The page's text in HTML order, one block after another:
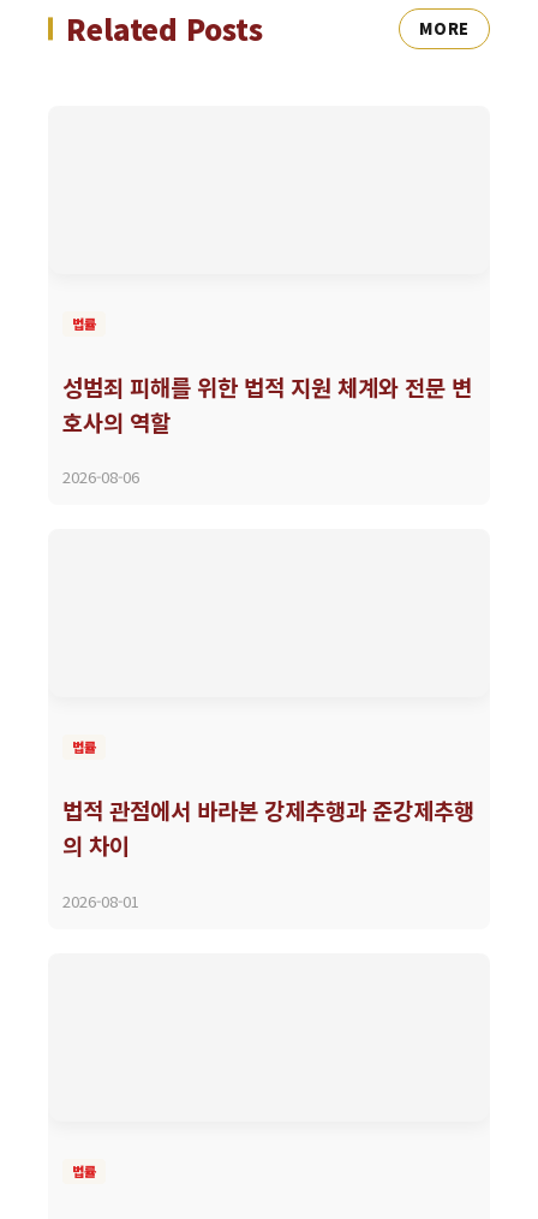
Related Posts MORE
법률
성범죄 피해를 위한 법적 지원 체계와 전문 변
호사의 역할
2026-08-06
법률
법적 관점에서 바라본 강제추행과 준강제추행
의 차이
2026-08-01
법률